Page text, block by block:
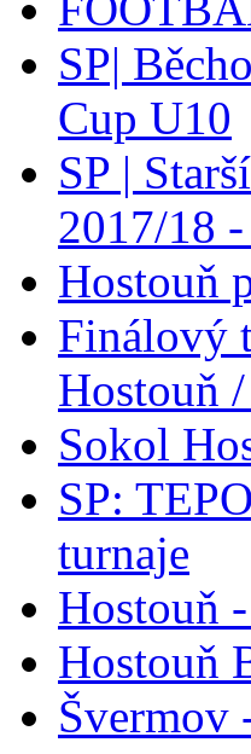
SP|
Cup U10
SP |
2017/18
Hostouň
Finálový
Hostouň
Sokol
SP:
turnaje
Hostouň
Hostouň
Švermov